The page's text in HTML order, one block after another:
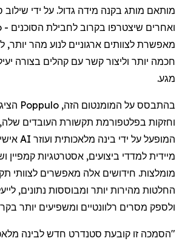
מותאם מותג בקנה מידה גדול. על ידי שילוב
ואחרים שיצטרפו בקרוב לחבילת הסוכנים -
מאפשרת לצוותים ארגוניים לנוע מהר יותר,
חכמה יותר וליצור קשר עם קהלים בצורה
מגע.
בהתבסס על המומנטום הזה,
Poppulo
וחזקות בפלטפורמת תקשורת העובדים שלה,
המופעל על ידי בינה מלאכותית ועוזר אישי
מיידית למדדי ביצועים, אסטרטגיות קמפיין
מומלצות. חידושים אלה מאפשרים לצוותי
החלטות מהירות יותר ומבוססות נתונים,
ולספק מסרים רלוונטיים ומשפיעים יותר
"הסמכה זו קובעת סטנדרט חדש לבינה